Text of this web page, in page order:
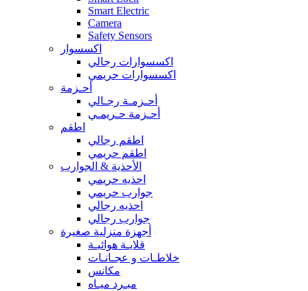
Smart Electric
Camera
Safety Sensors
اكسسوار
اكسسوارات رجالي
اكسسوارات حريمي
أحـزمة
أحـزمـة رجـالي
أحـزمة حـريمـي
اطقم
اطقم رجالي
اطقم حريمي
الأحذية & الجوارب
احذيه حريمي
جوارب حريمي
احذيه رجالي
جوارب رجالي
أجهزة منزلية صغيرة
قلايـة هوائيـة
خلاطـات و عجـانـات
مكانس
مبـرد ميـاه